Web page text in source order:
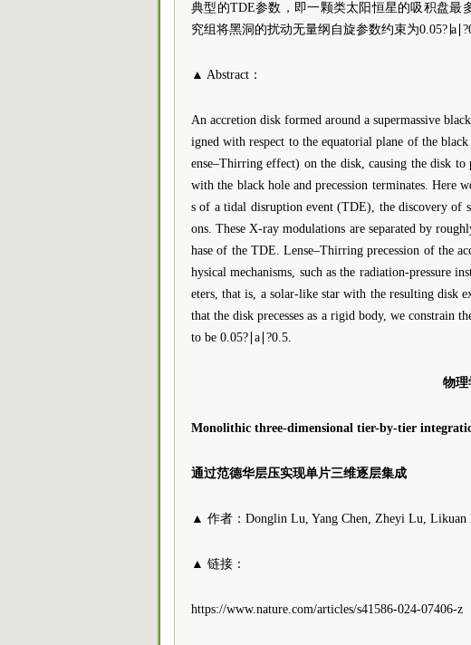
典型的TDE参数，即一颗类太阳恒星的吸积盘
究组将黑洞的扰动无量纲自旋参数约束为
▲ Abstract：
An accretion disk formed around a supermassive
igned with respect to the equatorial plane of the
ense–Thirring effect) on the disk, causing the disk to
with the black hole and precession terminates. Here
s of a tidal disruption event (TDE), the discovery of
ons. These X-ray modulations are separated by
hase of the TDE. Lense–Thirring precession of the
hysical mechanisms, such as the radiation-pressure
eters, that is, a solar-like star with the resulting disk
that the disk precesses as a rigid body, we constrain
to be 0.05?∣a∣?0.5.
物理
Monolithic three-dimensional tier-by-tier
通过范德华层压实现单片三维逐层集成
▲ 作者：Donglin Lu, Yang Chen, Zheyi Lu, Likuan
▲ 链接：
https://www.nature.com/articles/s41586-024-07406-z